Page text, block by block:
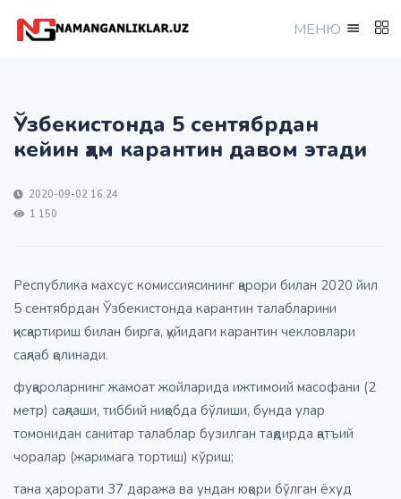
МEНЮ
Ўзбекистонда 5 сентябрдан
кейин ҳам карантин давом этади
2020-09-02 16:24
1 150
Республика махсус комиссиясининг қарори билан 2020 йил
5 сентябрдан Ўзбекистонда карантин талабларини
қисқартириш билан бирга, қуйидаги карантин чекловлари
сақлаб қолинади.
фуқароларнинг жамоат жойларида ижтимоий масофани (2
метр) сақлаши, тиббий ниқобда бўлиши, бунда улар
томонидан санитар талаблар бузилган тақдирда қатъий
чоралар (жаримага тортиш) кўриш;
тана ҳарорати 37 даража ва ундан юқори бўлган ёхуд